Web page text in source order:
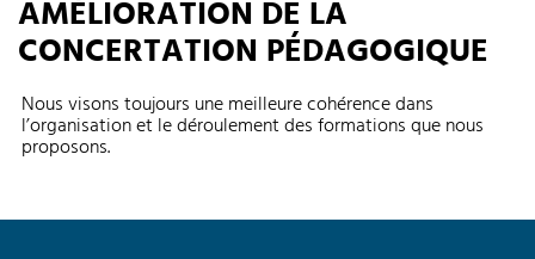
AMÉLIORATION DE LA
CONCERTATION PÉDAGOGIQUE
Nous visons toujours une meilleure cohérence dans
l’organisation et le déroulement des formations que nous
proposons.